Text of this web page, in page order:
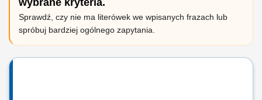
wybrane kryteria.
Sprawdź, czy nie ma literówek we wpisanych frazach lub
spróbuj bardziej ogólnego zapytania.